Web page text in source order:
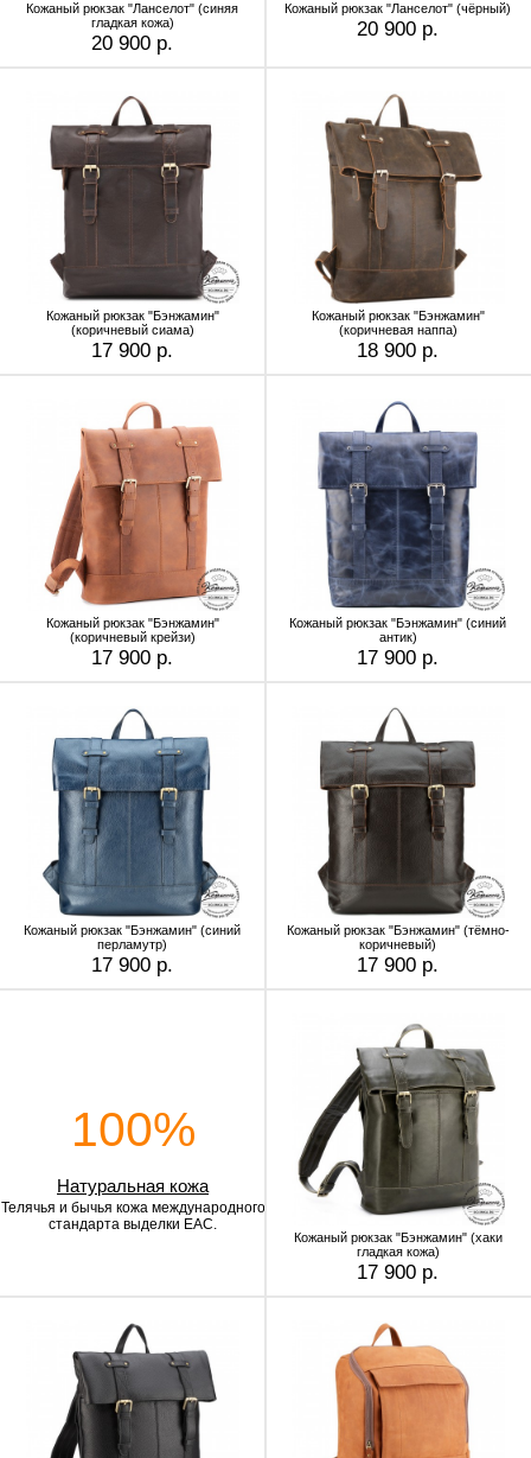
Кожаный рюкзак "Ланселот" (синяя
гладкая кожа)
20 900 р.
Кожаный рюкзак "Ланселот" (чёрный)
20 900 р.
Кожаный рюкзак "Бэнжамин"
(коричневый сиама)
17 900 р.
Кожаный рюкзак "Бэнжамин"
(коричневая наппа)
18 900 р.
Кожаный рюкзак "Бэнжамин"
(коричневый крейзи)
17 900 р.
Кожаный рюкзак "Бэнжамин" (синий
антик)
17 900 р.
Кожаный рюкзак "Бэнжамин" (синий
перламутр)
17 900 р.
Кожаный рюкзак "Бэнжамин" (тёмно-
коричневый)
17 900 р.
100%
Натуральная кожа
Телячья и бычья кожа международного
стандарта выделки EAC.
Кожаный рюкзак "Бэнжамин" (хаки
гладкая кожа)
17 900 р.